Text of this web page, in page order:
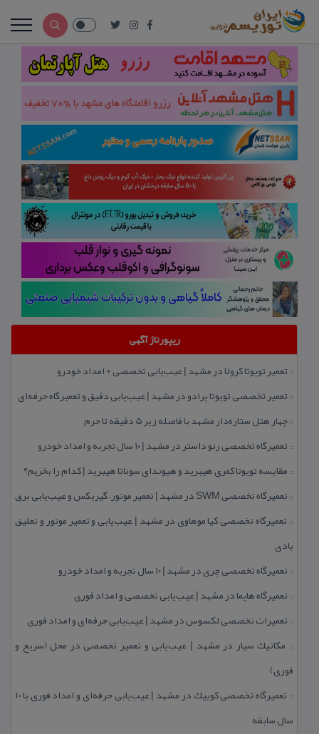
ریپورتاژ آگهی
:: تعمیر تویوتا كرولا در مشهد | عیب‌یابی تخصصی + امداد خودرو
:: تعمیر تخصصی تویوتا پرادو در مشهد | عیب‌یابی دقیق و تعمیرگاه حرفه‌ای
::چهار هتل‌ ستاره‌دار مشهد با فاصله زیر 5 دقیقه تا حرم
:: تعمیرگاه تخصصی رنو داستر در مشهد | ۱۰ سال تجربه و امداد خودرو
:: مقایسه تویوتا كمری هیبرید و هیوندای سوناتا هیبرید | كدام را بخریم؟
:: تعمیرگاه تخصصی SWM در مشهد | تعمیر موتور، گیربكس و عیب‌یابی برق
:: تعمیرگاه تخصصی كیا موهاوی در مشهد | عیب‌یابی و تعمیر موتور و تعلیق
بادی
:: تعمیرگاه تخصصی چری در مشهد | ۱۰ سال تجربه و امداد خودرو
:: تعمیرگاه هایما در مشهد | عیب‌یابی تخصصی و امداد فوری
:: تعمیرات تخصصی لكسوس در مشهد | عیب‌یابی حرفه‌ای و امداد فوری
:: مكانیك سیار در مشهد | عیب‌یابی و تعمیر تخصصی در محل (سریع و
فوری)
::
تعمیرگاه تخصصی كوییك در مشهد | عیب‌یابی حرفه‌ای و امداد فوری با ۱۰
سال سابقه